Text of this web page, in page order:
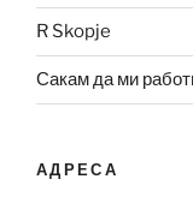
R Skopje
Сакам да ми
АДРЕСА